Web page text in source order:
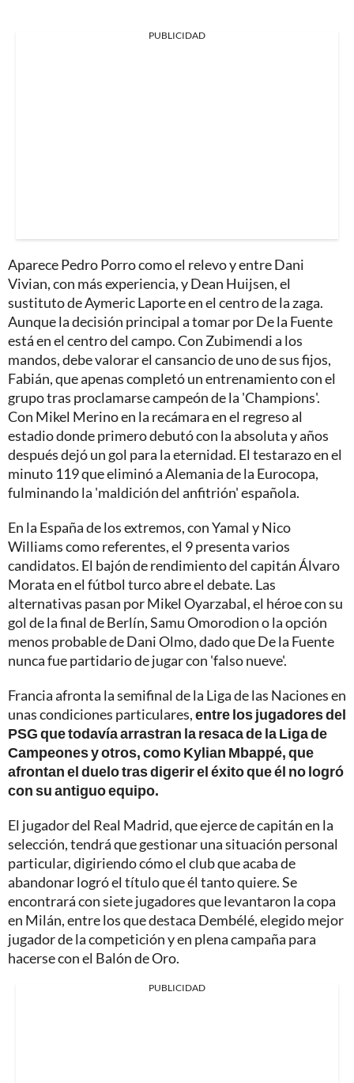
PUBLICIDAD
Aparece Pedro Porro como el relevo y entre Dani
Vivian, con más experiencia, y Dean Huijsen, el
sustituto de Aymeric Laporte en el centro de la zaga.
Aunque la decisión principal a tomar por De la Fuente
está en el centro del campo. Con Zubimendi a los
mandos, debe valorar el cansancio de uno de sus fijos,
Fabián, que apenas completó un entrenamiento con el
grupo tras proclamarse campeón de la 'Champions'.
Con Mikel Merino en la recámara en el regreso al
estadio donde primero debutó con la absoluta y años
después dejó un gol para la eternidad. El testarazo en el
minuto 119 que eliminó a Alemania de la Eurocopa,
fulminando la 'maldición del anfitrión' española.
En la España de los extremos, con Yamal y Nico
Williams como referentes, el 9 presenta varios
candidatos. El bajón de rendimiento del capitán Álvaro
Morata en el fútbol turco abre el debate. Las
alternativas pasan por Mikel Oyarzabal, el héroe con su
gol de la final de Berlín, Samu Omorodion o la opción
menos probable de Dani Olmo, dado que De la Fuente
nunca fue partidario de jugar con 'falso nueve'.
Francia afronta la semifinal de la Liga de las Naciones en
unas condiciones particulares,entre los jugadores del
PSG que todavía arrastran la resaca de la Liga de
Campeones y otros, como Kylian Mbappé, que
afrontan el duelo tras digerir el éxito que él no logró
con su antiguo equipo.
El jugador del Real Madrid, que ejerce de capitán en la
selección, tendrá que gestionar una situación personal
particular, digiriendo cómo el club que acaba de
abandonar logró el título que él tanto quiere. Se
encontrará con siete jugadores que levantaron la copa
en Milán, entre los que destaca Dembélé, elegido mejor
jugador de la competición y en plena campaña para
hacerse con el Balón de Oro.
PUBLICIDAD